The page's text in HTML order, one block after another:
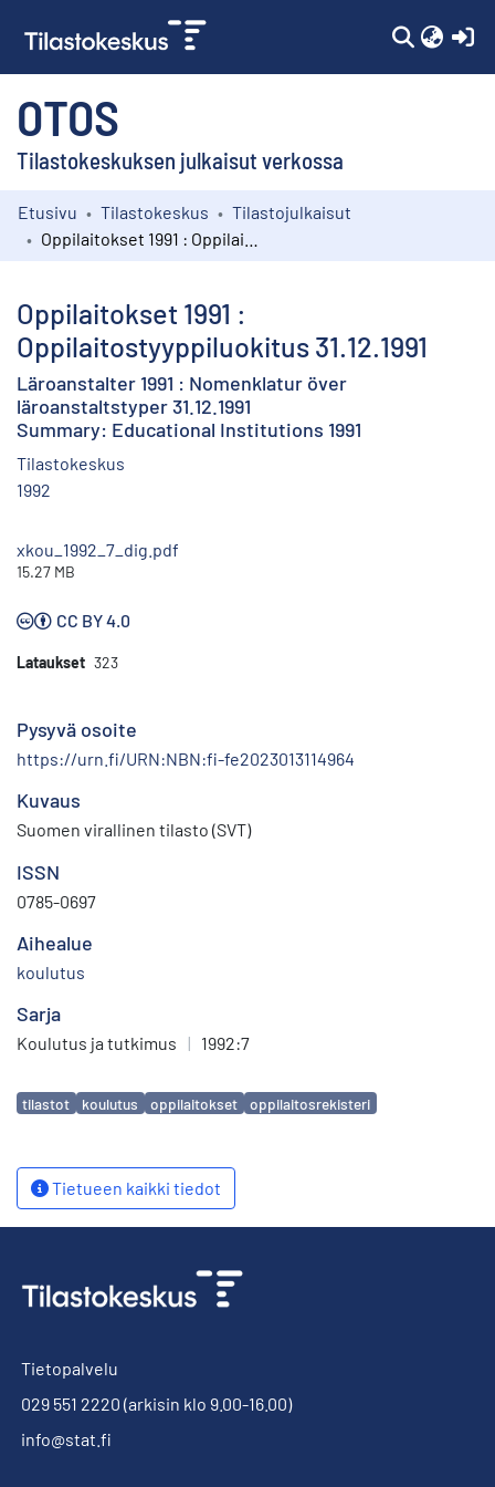
OTOS
Tilastokeskuksen julkaisut verkossa
Kokoelmat
Etusivu Tilastokeskus
Tilastojulkaisut
Oppilaitokset 1991 :
Oppilaitostyyppiluokitus 31.12.1991
Läroanstalter 1991 : Nomenklatur över
läroanstaltstyper 31.12.1991
Summary: Educational Institutions 1991
Tilastokeskus
1992
xkou_1992_7_dig.pdf
15.27 MB
CC BY 4.0
Lataukset 323
Pysyvä osoite
https://urn.fi/URN:NBN:fi-fe2023013114964
Kuvaus
Suomen virallinen tilasto (SVT)
ISSN
0785-0697
Aihealue
koulutus
Sarja
Koulutus ja tutkimus | 1992:7
Avainsanat
tilastot koulutus oppilaitokset oppilaitosrekisteri
Tietueen kaikki tiedot
Tietopalvelu
029 551 2220 (arkisin klo 9.00-16.00)
info@stat.fi